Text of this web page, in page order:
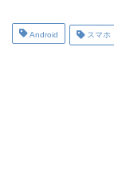
Android スマホ